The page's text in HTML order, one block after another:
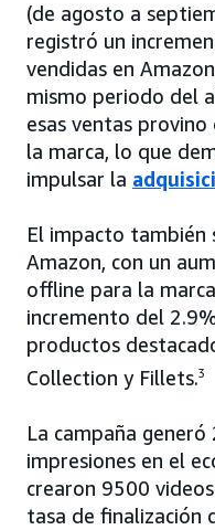
(de agosto a
registró un
vendidas en
mismo periodo del
esas ventas
la marca, lo que
impulsar la
El impacto también
Amazon, con un
offline para la
incremento del
productos
Collection y Fillets.3
La campaña
impresiones en el
crearon 9500
tasa de finalización